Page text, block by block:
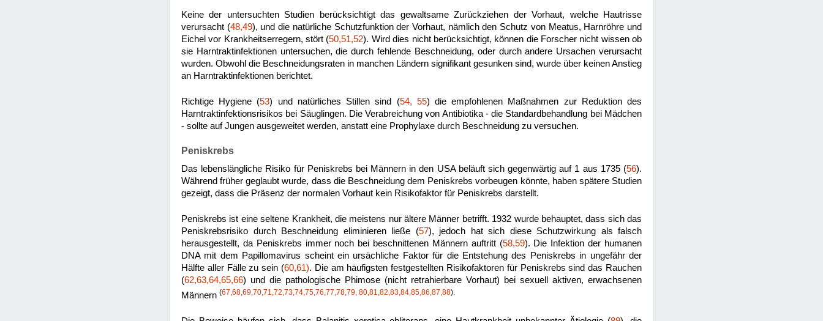
Keine der untersuchten Studien berücksichtigt das gewaltsame Zurückziehen der Vorhaut, welche Hautrisse
verursacht (48,49), und die natürliche Schutzfunktion der Vorhaut, nämlich den Schutz von Meatus, Harnröhre und
Eichel vor Krankheitserregern, stört (50,51,52). Wird dies nicht berücksichtigt, können die Forscher nicht wissen ob
sie Harntraktinfektionen untersuchen, die durch fehlende Beschneidung, oder durch andere Ursachen verursacht
wurden. Obwohl die Beschneidungsraten in manchen Ländern signifikant gesunken sind, wurde über keinen Anstieg
an Harntraktinfektionen berichtet.
Richtige Hygiene (53) und natürliches Stillen sind (54, 55) die empfohlenen Maßnahmen zur Reduktion des
Harntraktinfektionsrisikos bei Säuglingen. Die Verabreichung von Antibiotika - die Standardbehandlung bei Mädchen
- sollte auf Jungen ausgeweitet werden, anstatt eine Prophylaxe durch Beschneidung zu versuchen.
Peniskrebs
Das lebenslängliche Risiko für Peniskrebs bei Männern in den USA beläuft sich gegenwärtig auf 1 aus 1735 (56).
Während früher geglaubt wurde, dass die Beschneidung dem Peniskrebs vorbeugen könnte, haben spätere Studien
gezeigt, dass die Präsenz der normalen Vorhaut kein Risikofaktor für Peniskrebs darstellt.
Peniskrebs ist eine seltene Krankheit, die meistens nur ältere Männer betrifft. 1932 wurde behauptet, dass sich das
Peniskrebsrisiko durch Beschneidung eliminieren ließe (57), jedoch hat sich diese Schutzwirkung als falsch
herausgestellt, da Peniskrebs immer noch bei beschnittenen Männern auftritt (58,59). Die Infektion der humanen
DNA mit dem Papillomavirus scheint ein ursächliche Faktor für die Entstehung des Peniskrebs in ungefähr der
Hälfte aller Fälle zu sein (60,61). Die am häufigsten festgestellten Risikofaktoren für Peniskrebs sind das Rauchen
(62,63,64,65,66) und die pathologische Phimose (nicht retrahierbare Vorhaut) bei sexuell aktiven, erwachsenen
Männern (67,68,69,70,71,72,73,74,75,76,77,78,79, 80,81,82,83,84,85,86,87,88).